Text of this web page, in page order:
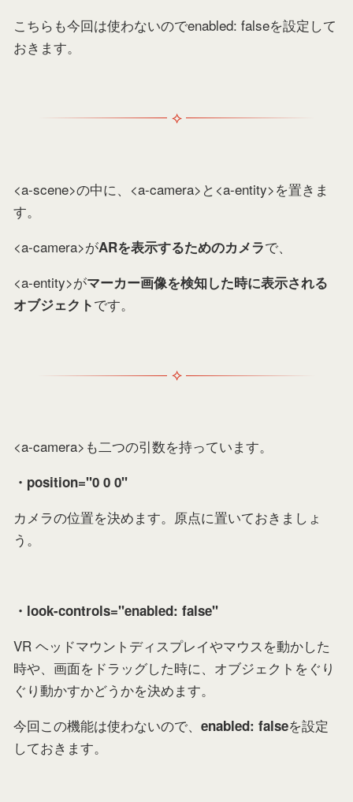
こちらも今回は使わないのでenabled: falseを設定して
おきます。
<a-scene>の中に、<a-camera>と<a-entity>を置きま
す。
<a-camera>がARを表示するためのカメラで、
<a-entity>がマーカー画像を検知した時に表示される
オブジェクトです。
<a-camera>も二つの引数を持っています。
・position="0 0 0"
カメラの位置を決めます。原点に置いておきましょ
う。
・look-controls="enabled: false"
VR ヘッドマウントディスプレイやマウスを動かした
時や、画面をドラッグした時に、オブジェクトをぐり
ぐり動かすかどうかを決めます。
今回この機能は使わないので、 enabled: falseを設定
しておきます。